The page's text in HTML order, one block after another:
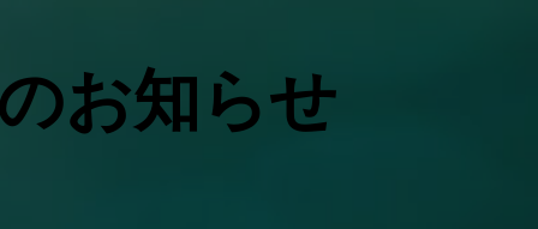
お知らせ